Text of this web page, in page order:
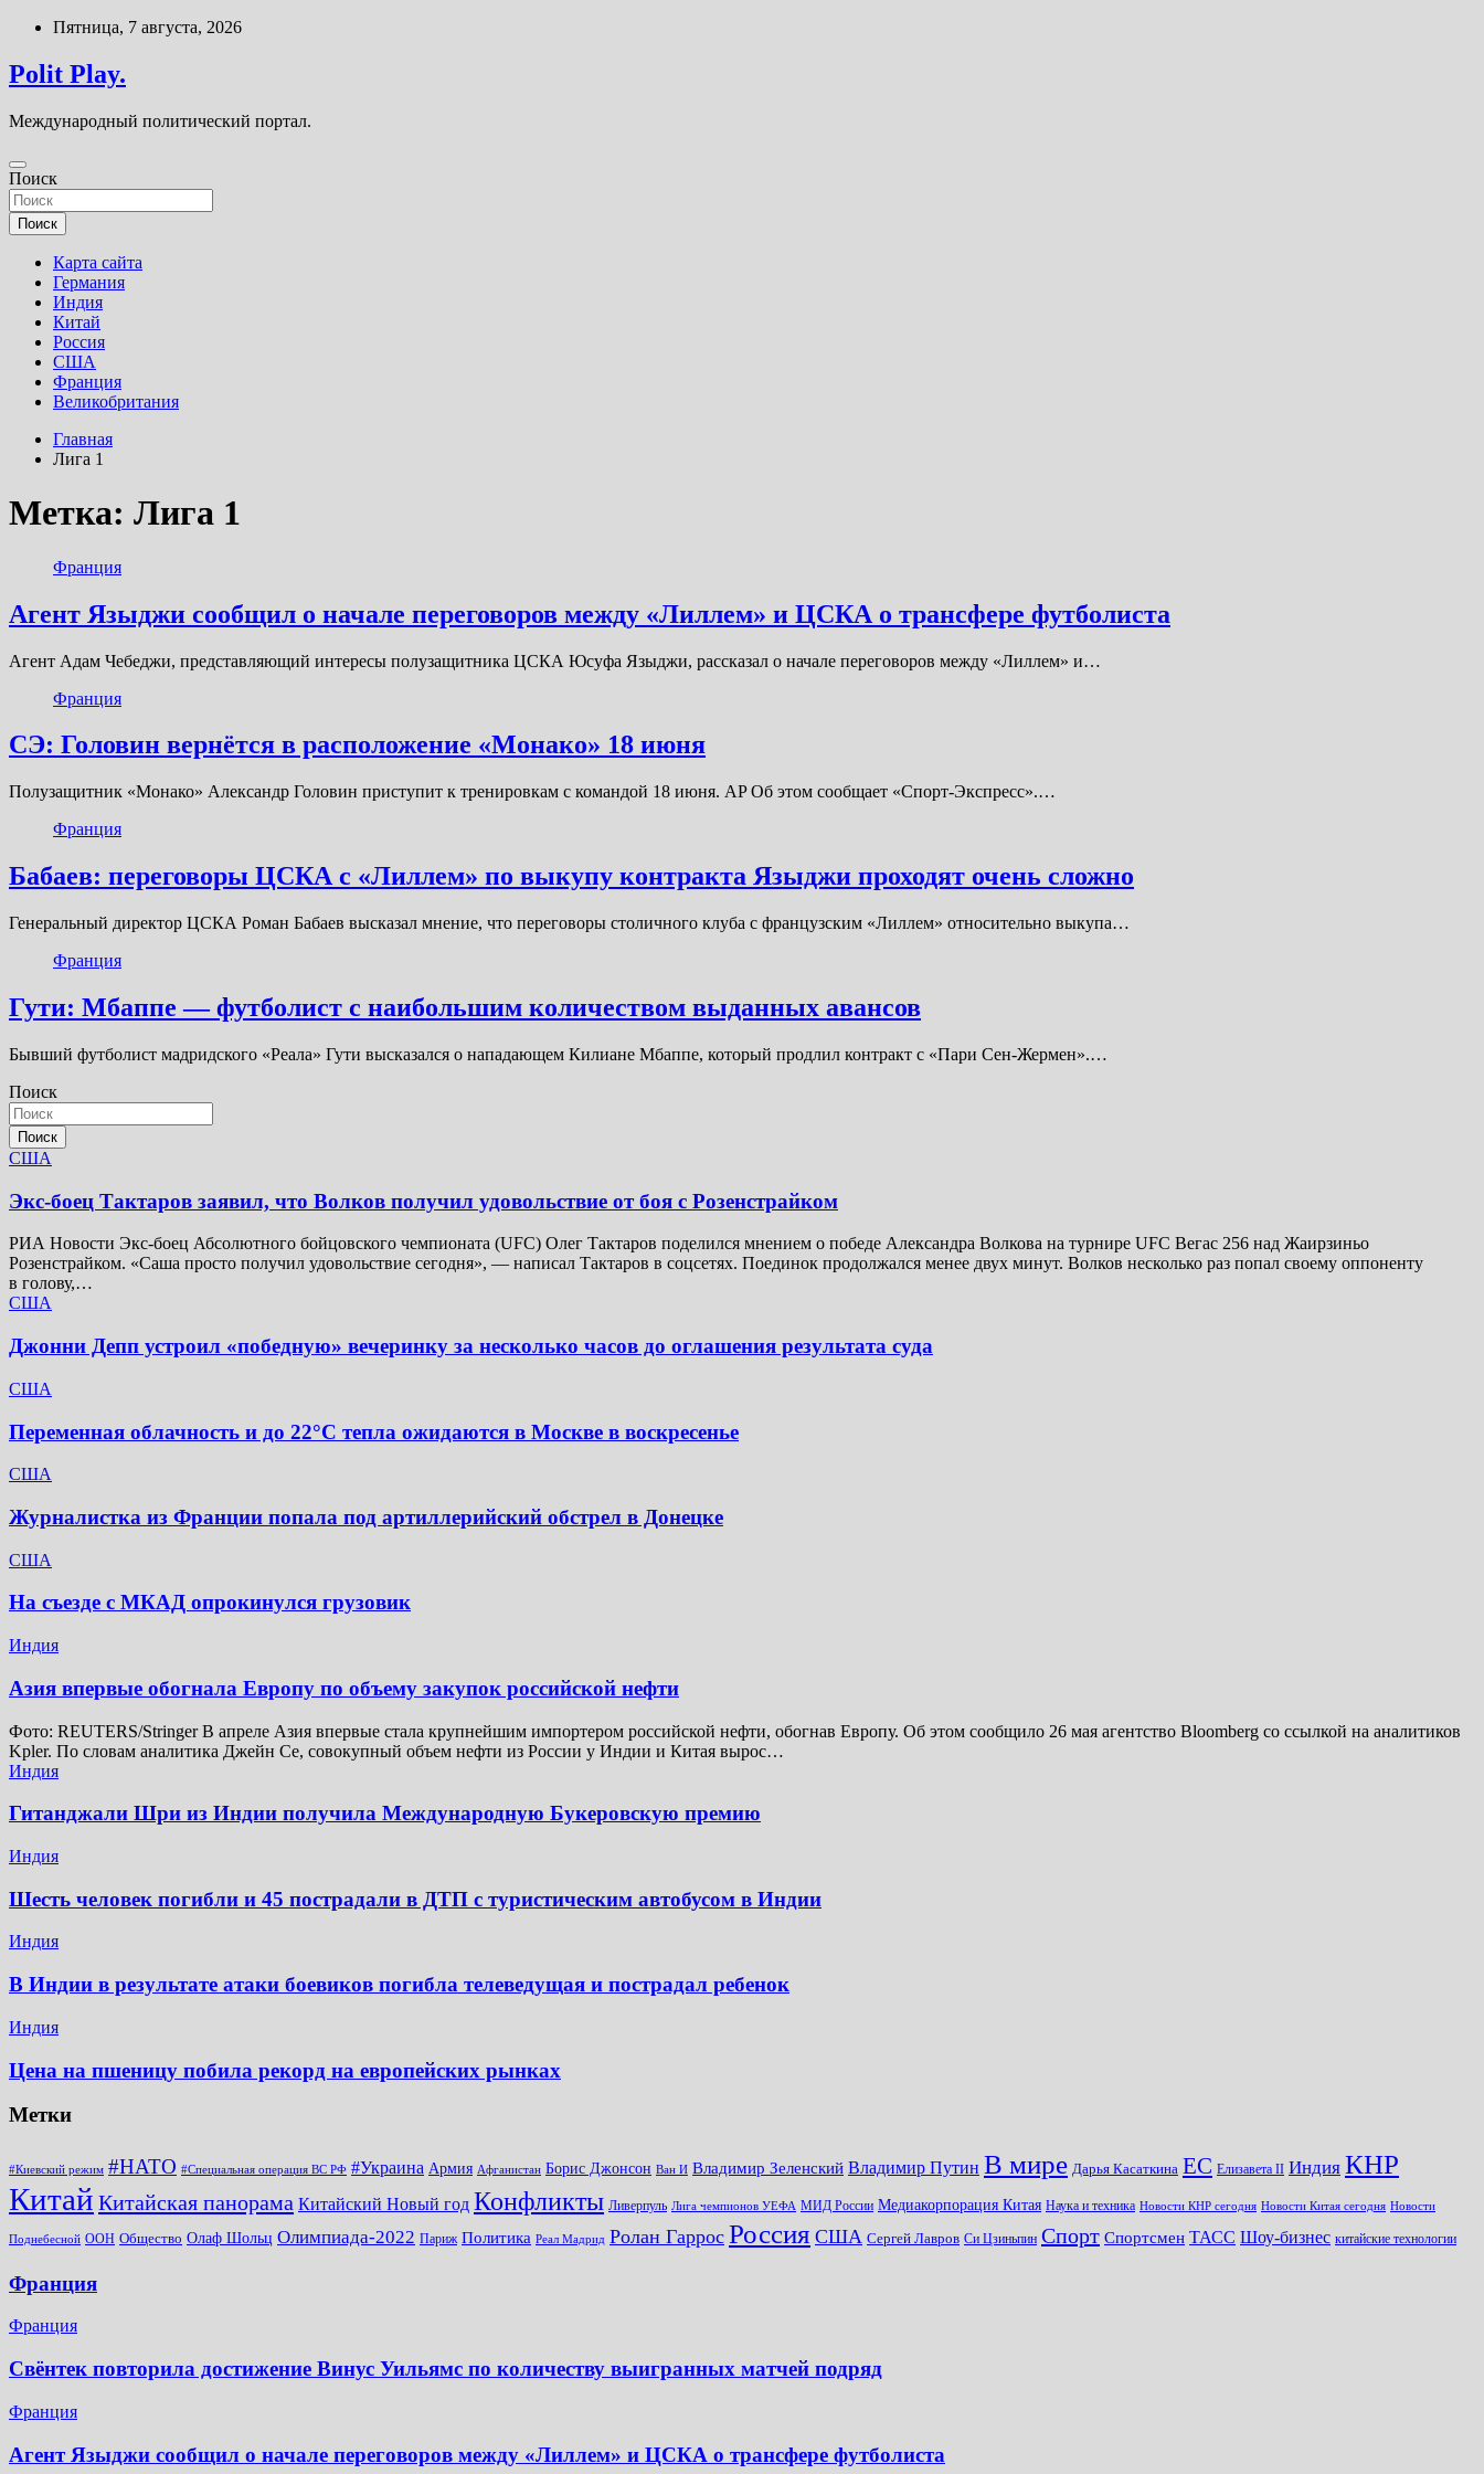
Перейти
содержимому
Пятница, 7 августа, 2026
Polit Play.
Международный политический портал.
Поиск
Поиск
Карта сайта
Германия
Индия
Китай
Россия
США
Франция
Великобритания
Главная
Лига 1
Метка: Лига 1
Франция
Агент Языджи сообщил о начале переговоров между «Лиллем» и ЦСКА о трансфере футболиста
Агент Адам Чебеджи, представляющий интересы полузащитника ЦСКА Юсуфа Языджи, рассказал о начале переговоров между «Лиллем» и…
Франция
СЭ: Головин вернётся в расположение «Монако» 18 июня
Полузащитник «Монако» Александр Головин приступит к тренировкам с командой 18 июня. AP Об этом сообщает «Спорт-Экспресс».…
Франция
Бабаев: переговоры ЦСКА с «Лиллем» по выкупу контракта Языджи проходят очень сложно
Генеральный директор ЦСКА Роман Бабаев высказал мнение, что переговоры столичного клуба с французским «Лиллем» относительно выкупа…
Франция
Гути: Мбаппе — футболист с наибольшим количеством выданных авансов
Бывший футболист мадридского «Реала» Гути высказался о нападающем Килиане Мбаппе, который продлил контракт с «Пари Сен-Жермен».…
Поиск
Поиск
США
Экс-боец Тактаров заявил, что Волков получил удовольствие от боя с Розенстрайком
РИА Новости Экс-боец Абсолютного бойцовского чемпионата (UFC) Олег Тактаров поделился мнением о победе Александра Волкова на турнире UFC Вегас 256 над Жаирзиньо
Розенстрайком. «Саша просто получил удовольствие сегодня», — написал Тактаров в соцсетях. Поединок продолжался менее двух минут. Волков несколько раз попал своему оппоненту
в голову,…
США
Джонни Депп устроил «победную» вечеринку за несколько часов до оглашения результата суда
США
Переменная облачность и до 22°C тепла ожидаются в Москве в воскресенье
США
Журналистка из Франции попала под артиллерийский обстрел в Донецке
США
На съезде с МКАД опрокинулся грузовик
Индия
Азия впервые обогнала Европу по объему закупок российской нефти
Фото: REUTERS/Stringer В апреле Азия впервые стала крупнейшим импортером российской нефти, обогнав Европу. Об этом сообщило 26 мая агентство Bloomberg со ссылкой на аналитиков
Kpler. По словам аналитика Джейн Се, совокупный объем нефти из России у Индии и Китая вырос…
Индия
Гитанджали Шри из Индии получила Международную Букеровскую премию
Индия
Шесть человек погибли и 45 пострадали в ДТП с туристическим автобусом в Индии
Индия
В Индии в результате атаки боевиков погибла телеведущая и пострадал ребенок
Индия
Цена на пшеницу побила рекорд на европейских рынках
Метки
#Киевский режим #НАТО #Специальная операция ВС РФ #Украина Армия Афганистан Борис Джонсон Ван И Владимир Зеленский Владимир Путин В мире Дарья Касаткина ЕС Елизавета II Индия КНР
Китай Китайская панорама Китайский Новый год Конфликты Ливерпуль Лига чемпионов УЕФА МИД России Медиакорпорация Китая Наука и техника Новости КНР сегодня Новости Китая сегодня Новости
Поднебесной ООН Общество Олаф Шольц Олимпиада-2022 Париж Политика Реал Мадрид Ролан Гаррос Россия США Сергей Лавров Си Цзиньпин Спорт Спортсмен ТАСС Шоу-бизнес китайские технологии
Франция
Франция
Свёнтек повторила достижение Винус Уильямс по количеству выигранных матчей подряд
Франция
Агент Языджи сообщил о начале переговоров между «Лиллем» и ЦСКА о трансфере футболиста